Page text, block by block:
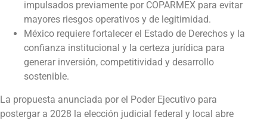
impulsados previamente por COPARMEX para evitar
mayores riesgos operativos y de legitimidad.
México requiere fortalecer el Estado de Derechos y la
confianza institucional y la certeza jurídica para
generar inversión, competitividad y desarrollo
sostenible.
La propuesta anunciada por el Poder Ejecutivo para
postergar a 2028 la elección judicial federal y local abre